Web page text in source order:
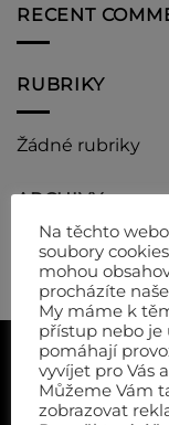
RECENT
RUBRIKY
Žádné rubriky
ARCHIVY
Na těchto
soubory
mohou
procházíte
My máme k
přístup nebo je
pomáhají
vyvíjet pro Vás
Můžeme Vám
zobrazovat